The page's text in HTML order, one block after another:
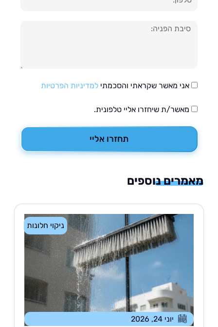
אני מאשר שקראתי והסכמתילמדיניות הפרטיות
מאשר/ת שיחזרו אליי טלפונית.
תחזרו אליי
נוספים
ניקוי חלונות
יוני 24, 2026